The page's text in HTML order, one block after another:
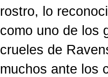
rostro, lo
como uno de los
crueles de
muchos ante los